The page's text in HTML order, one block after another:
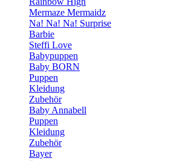
Mermaze Mermaidz
Na! Na! Na! Surprise
Barbie
Steffi Love
Babypuppen
Baby BORN
Puppen
Kleidung
Zubehör
Baby Annabell
Puppen
Kleidung
Zubehör
Bayer